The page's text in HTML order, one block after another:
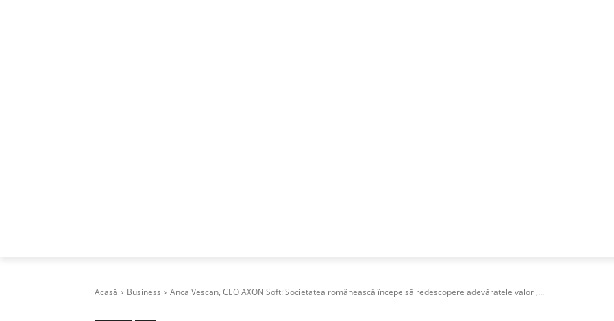
Acasă Business Anca Vescan, CEO AXON Soft: Societatea românească începe să redescopere adevăratele valori,...